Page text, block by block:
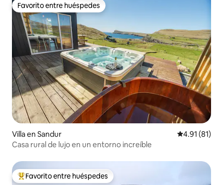
Favorito entre huéspedes
Favorito entre huéspedes
Villa en Sandur Calificación
4.91 (81)
Casa rural de lujo en un entorno increíble
Favorito entre huéspedes preferido
Favorito entre huéspedes